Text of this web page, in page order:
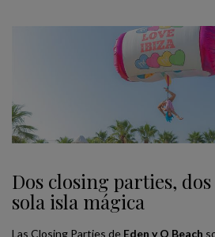
Dos closing parties,
sola isla mágica
Las Closing Parties de Eden y O Beach